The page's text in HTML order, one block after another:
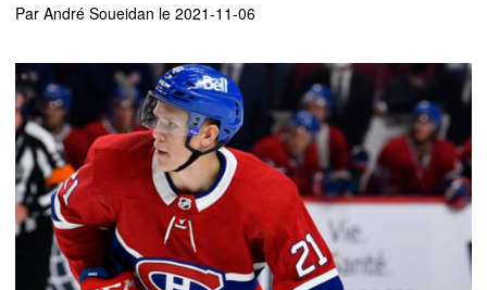
Par André Soueidan le 2021-11-06